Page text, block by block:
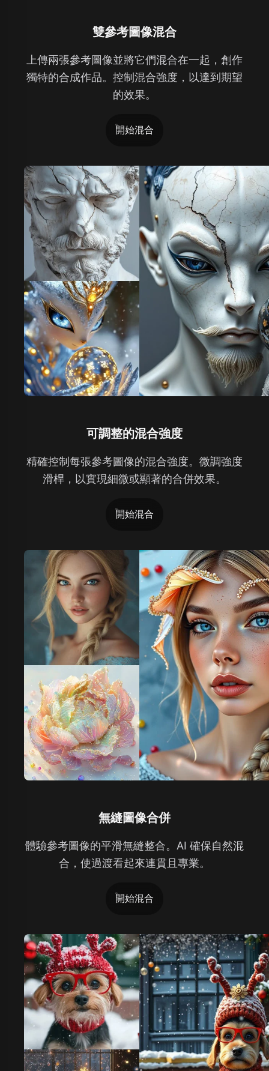
雙參考圖像混合
上傳兩張參考圖像並將它們混合在一起，創作
獨特的合成作品。控制混合強度，以達到期望
的效果。
開始混合
可調整的混合強度
精確控制每張參考圖像的混合強度。微調強度
滑桿，以實現細微或顯著的合併效果。
開始混合
無縫圖像合併
體驗參考圖像的平滑無縫整合。AI 確保自然混
合，使過渡看起來連貫且專業。
開始混合